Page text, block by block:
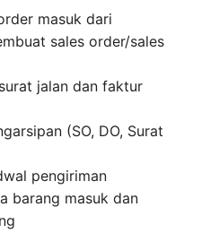
masuk dari
sales order/sales
jalan dan faktur
(SO, DO, Surat
pengiriman
barang masuk dan